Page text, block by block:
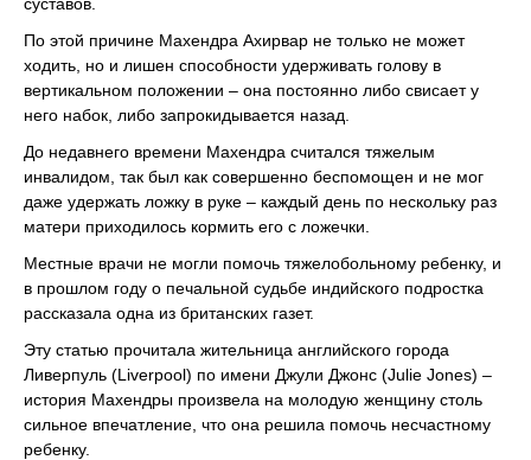
По этой причине Махендра Ахирвар не только не может
ходить, но и лишен способности удерживать голову в
вертикальном положении – она постоянно либо свисает у
него набок, либо запрокидывается назад.
До недавнего времени Махендра считался тяжелым
инвалидом, так был как совершенно беспомощен и не мог
даже удержать ложку в руке – каждый день по нескольку раз
матери приходилось кормить его с ложечки.
Местные врачи не могли помочь тяжелобольному ребенку, и
в прошлом году о печальной судьбе индийского подростка
рассказала одна из британских газет.
Эту статью прочитала жительница английского города
Ливерпуль (Liverpool) по имени Джули Джонс (Julie Jones) –
история Махендры произвела на молодую женщину столь
сильное впечатление, что она решила помочь несчастному
ребенку.